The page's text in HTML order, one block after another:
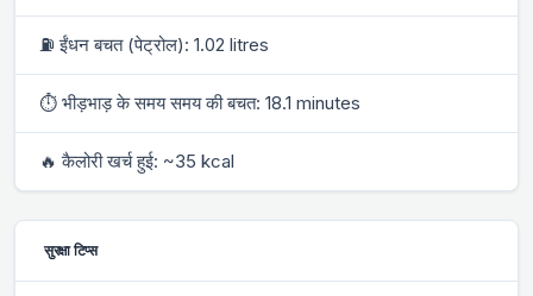
⛽ ईंधन बचत (पेट्रोल): 1.02 litres
⏱ भीड़भाड़ के समय समय की बचत: 18.1 minutes
🔥 कैलोरी खर्च हुई: ~35 kcal
सुरक्षा टिप्स